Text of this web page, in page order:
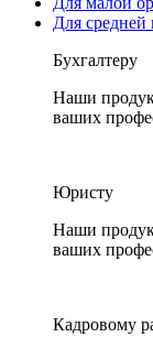
Для средней
Бухгалтеру
Наши
ваших
Юристу
Наши
ваших
Кадровому